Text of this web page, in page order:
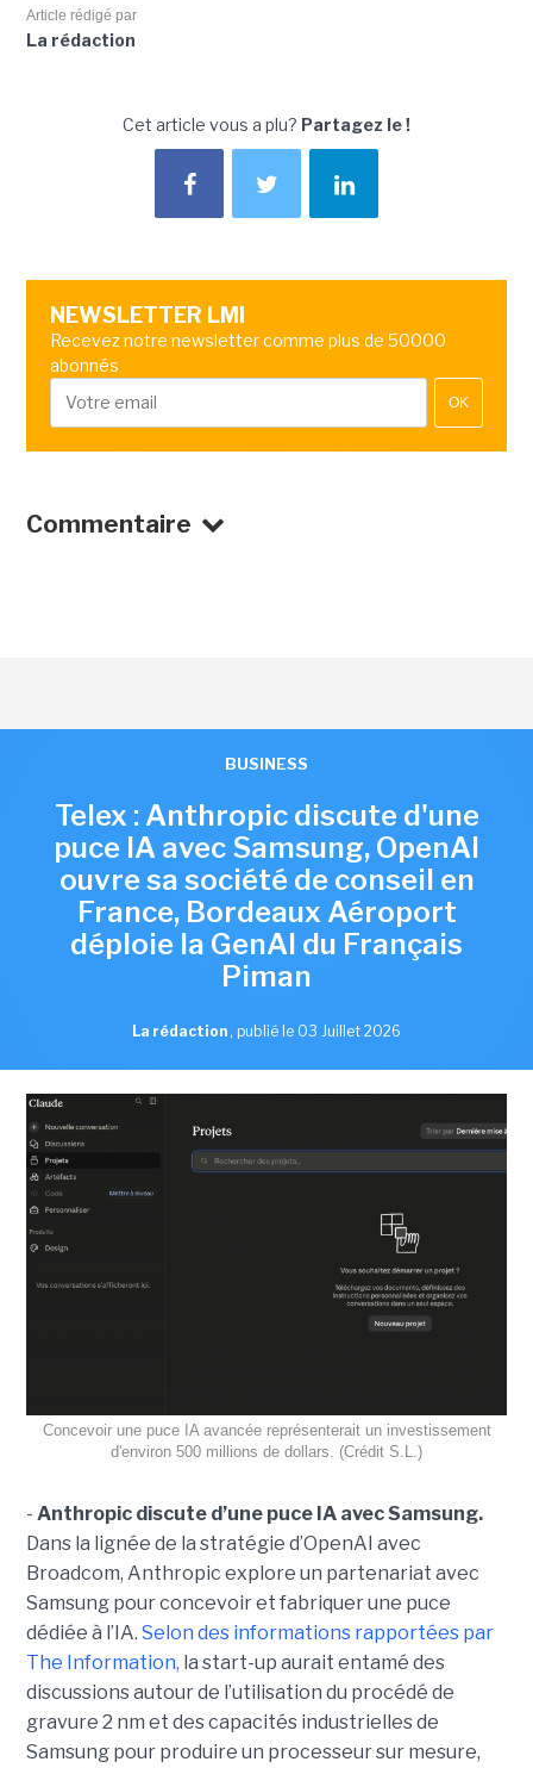
Article rédigé par
La rédaction
Cet article vous a plu? Partagez le !
NEWSLETTER LMI
Recevez notre newsletter comme plus de 50000
abonnés
OK
Commentaire
BUSINESS
Telex : Anthropic discute d'une
puce IA avec Samsung, OpenAI
ouvre sa société de conseil en
France, Bordeaux Aéroport
déploie la GenAI du Français
Piman
La rédaction , publié le 03 Juillet 2026
Concevoir une puce IA avancée représenterait un investissement
d'environ 500 millions de dollars. (Crédit S.L.)
- Anthropic discute d’une puce IA avec Samsung.
Dans la lignée de la stratégie d’OpenAI avec
Broadcom, Anthropic explore un partenariat avec
Samsung pour concevoir et fabriquer une puce
dédiée à l’IA. Selon des informations rapportées par
The Information, la start-up aurait entamé des
discussions autour de l’utilisation du procédé de
gravure 2 nm et des capacités industrielles de
Samsung pour produire un processeur sur mesure,